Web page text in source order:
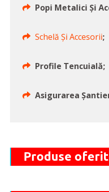
Popi Metalici Și
Schelă Și Accesorii;
Profile Tencuială;
Asigurarea
Produse